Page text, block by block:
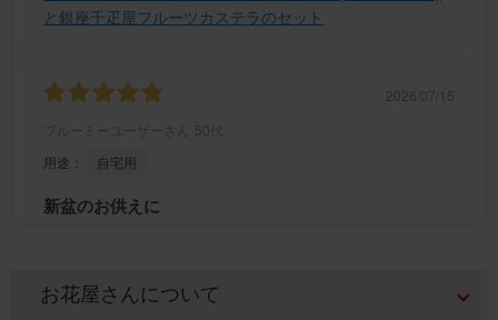
と銀座千疋屋フルーツカステラのセット
2026/07/15
ブルーミーユーザーさん
50代
用途：
自宅用
新盆のお供えに
た、利用したいと思います。
お花屋さんについて